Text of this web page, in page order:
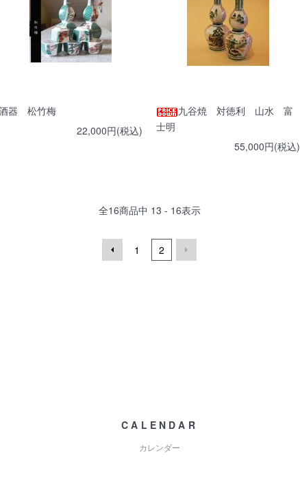
器 松竹梅
22,000円(税込)
九谷焼 対徳利 山水 富
士明
55,000円(税込)
全16商品中 13 - 16表示
1 2
CALENDAR
カレンダー